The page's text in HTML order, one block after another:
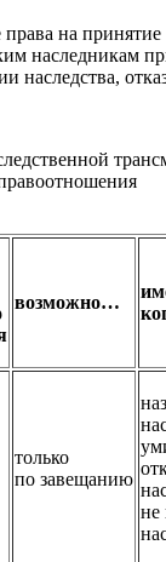
на
наследникам
наследства,
возможно…
только
по завещанию
не